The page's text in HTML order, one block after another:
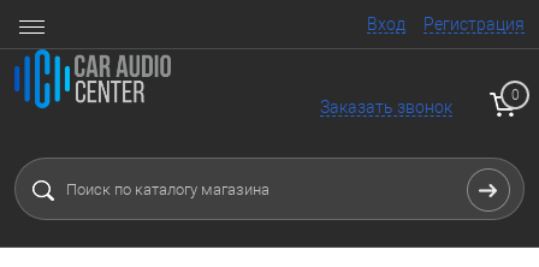
Вход Регистрация
Заказать звонок
0